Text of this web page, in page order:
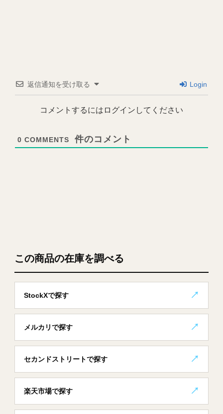
この商品の在庫を調べる
StockXで探す
メルカリで探す
セカンドストリートで探す
楽天市場で探す
返信通知を受け取る Login
コメントするにはログインしてください
0 COMMENTS